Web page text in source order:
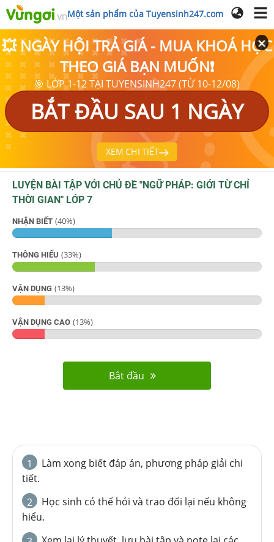
Một sản phẩm của Tuyensinh247.com
💥 NGÀY HỘI TRẢ GIÁ - MUA KHOÁ HỌC
THEO GIÁ BẠN MUỐN❗
🎯 LỚP 1-12 TẠI TUYENSINH247 (TỪ 10-12/08)
BẮT ĐẦU SAU 1 NGÀY
XEM CHI TIẾT
LUYỆN BÀI TẬP VỚI CHỦ ĐỀ "NGỮ PHÁP: GIỚI TỪ CHỈ
THỜI GIAN" LỚP 7
NHẬN BIẾT (40%)
THÔNG HIỂU (33%)
VẬN DỤNG (13%)
VẬN DỤNG CAO (13%)
Bắt đầu
1
Làm xong biết đáp án, phương pháp giải chi
tiết.
2
Học sinh có thể hỏi và trao đổi lại nếu không
hiểu.